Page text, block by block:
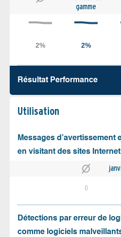
gamme
Résultat Performance
Utilisation
Messages d’avertissement
en visitant des sites Internet
0
Détections par erreur de
comme logiciels